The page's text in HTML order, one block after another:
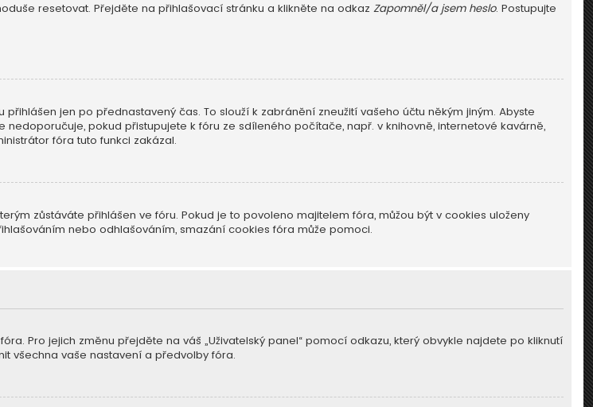
resetovat. Přejděte na přihlašovací stránku a klikněte na odkaz Zapomněl/a jsem heslo. Postupujte
jen po přednastavený čas. To slouží k zabránění zneužití vašeho účtu někým jiným. Abyste
nedoporučuje, pokud přistupujete k fóru ze sdíleného počítače, např. v knihovně, internetové kavárně,
fóra tuto funkci zakázal.
zůstáváte přihlášen ve fóru. Pokud je to povoleno majitelem fóra, můžou být v cookies uloženy
nebo odhlašováním, smazání cookies fóra může pomoci.
Pro jejich změnu přejděte na váš „Uživatelský panel“ pomocí odkazu, který obvykle najdete po kliknutí
všechna vaše nastavení a předvolby fóra.